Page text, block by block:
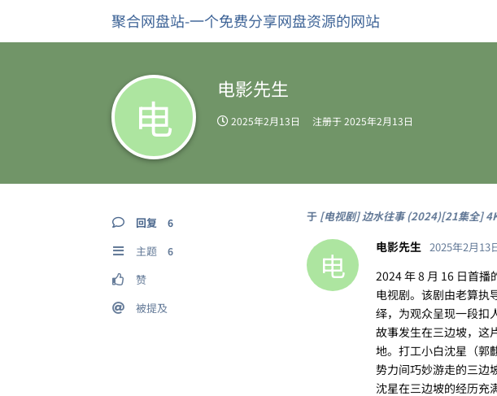
聚合网盘站-一个免费分享网盘资源的网站
电
电影先生
2025年2月13日 注册于2025年2月13日
回复 6
主题 6
赞
被提及
于 [电视剧] 边水往事 (2024)[21集全]
电 电影先生 2025年2月13
2024 年 8 月 16 日首
电视剧。该剧由老算执
绎，为观众呈现一段扣
故事发生在三边坡，这
地。打工小白沈星（郭
势力间巧妙游走的三边
沈星在三边坡的经历充